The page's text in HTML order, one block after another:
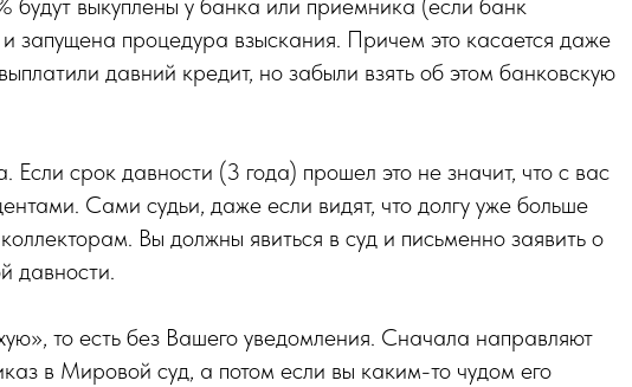
запущена процедура взыскания. Причем это касается даже
давний кредит, но забыли взять об этом банковскую
Если срок давности (3 года) прошел это не значит, что с вас
Сами судьи, даже если видят, что долгу уже больше
коллекторам. Вы должны явиться в суд и письменно заявить о
давности.
то есть без Вашего уведомления. Сначала направляют
в Мировой суд, а потом если вы каким-то чудом его